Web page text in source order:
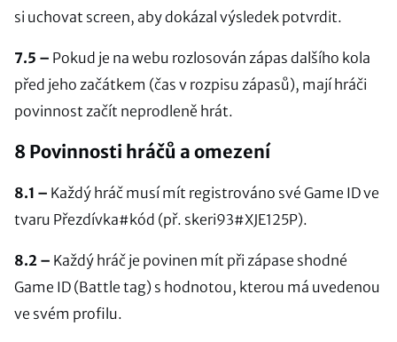
si uchovat screen, aby dokázal výsledek potvrdit.
7.5 – Pokud je na webu rozlosován zápas dalšího kola
před jeho začátkem (čas v rozpisu zápasů), mají hráči
povinnost začít neprodleně hrát.
8 Povinnosti hráčů a omezení
8.1 – Každý hráč musí mít registrováno své Game ID ve
tvaru Přezdívka#kód (př. skeri93#XJE125P).
8.2 – Každý hráč je povinen mít při zápase shodné
Game ID (Battle tag) s hodnotou, kterou má uvedenou
ve svém profilu.